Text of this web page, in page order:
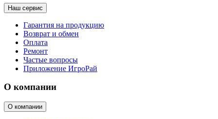
Наш сервис
Гарантия на продукцию
Возврат и обмен
Оплата
Ремонт
Частые вопросы
Приложение ИгроРай
О компании
О компании